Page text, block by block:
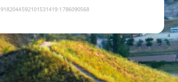
9182044592101531419:1786090568